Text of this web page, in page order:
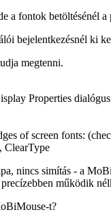
a fontok betöltésénél a
bejelentkezésnél ki
megtenni.
Properties
of screen fonts:
, ClearType
nincs simítás - a
működik
t?